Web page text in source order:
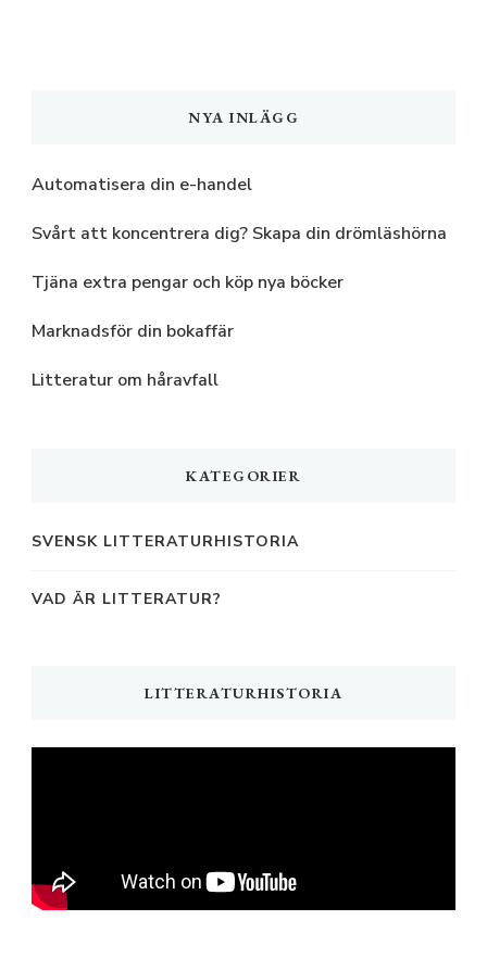
NYA INLÄGG
Automatisera din e-handel
Svårt att koncentrera dig? Skapa din drömläshörna
Tjäna extra pengar och köp nya böcker
Marknadsför din bokaffär
Litteratur om håravfall
KATEGORIER
SVENSK LITTERATURHISTORIA
VAD ÄR LITTERATUR?
LITTERATURHISTORIA